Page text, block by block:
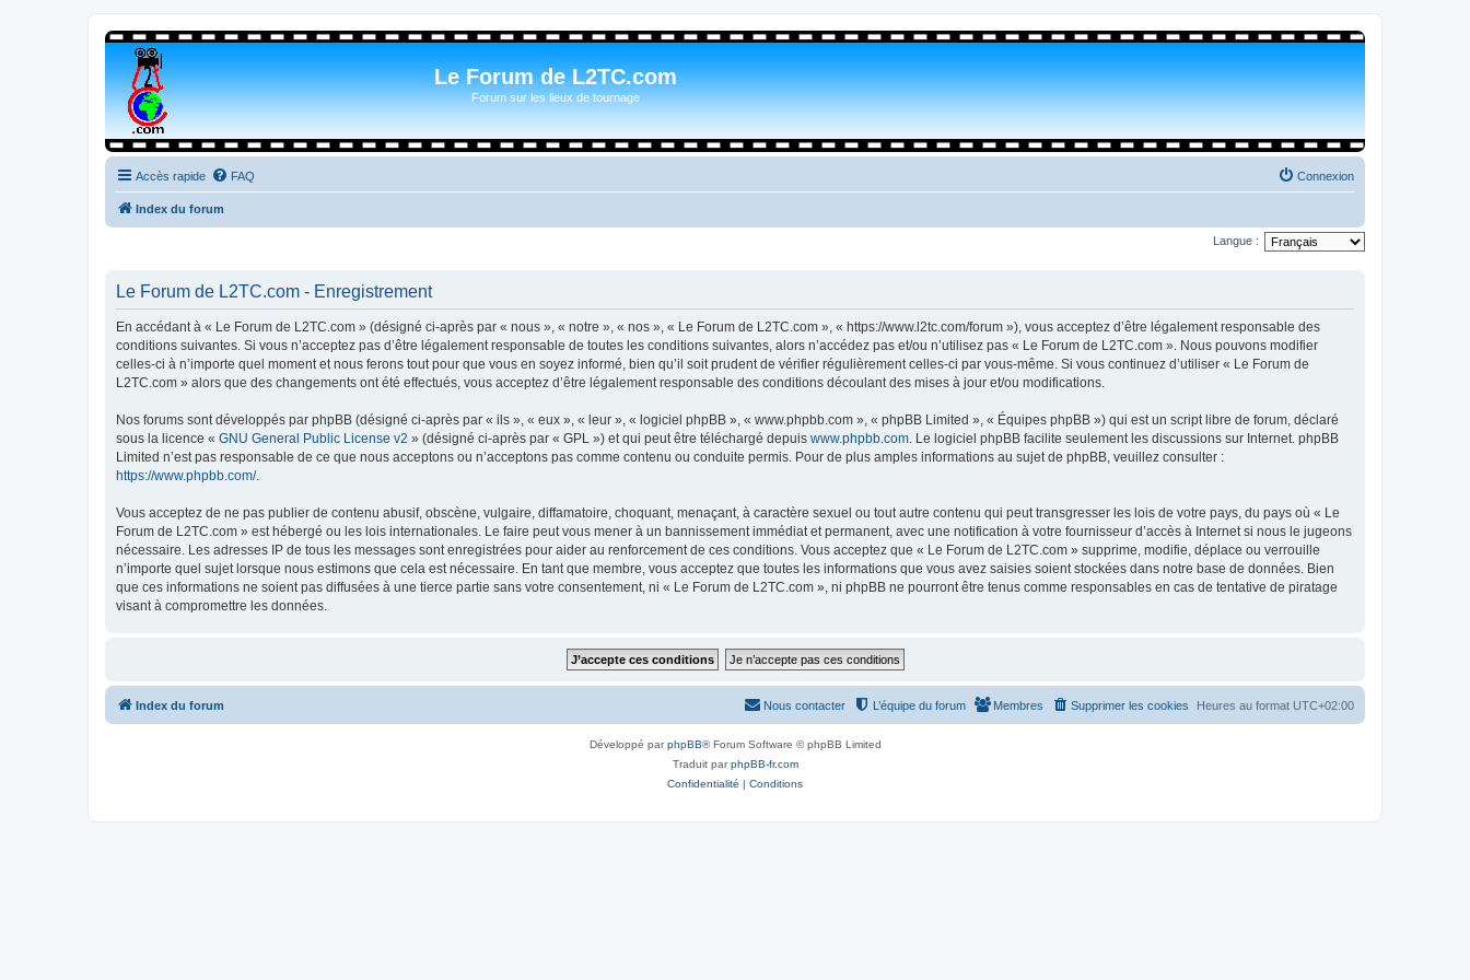
Le Forum de L2TC.com
Forum sur les lieux de tournage
Accès rapide FAQ Connexion
Index du forum
Langue :
Le Forum de L2TC.com - Enregistrement
En accédant à « Le Forum de L2TC.com » (désigné ci-après par « nous », « notre », « nos », « Le Forum de L2TC.com », « https://www.l2tc.com/forum »), vous acceptez d’être légalement responsable des
conditions suivantes. Si vous n’acceptez pas d’être légalement responsable de toutes les conditions suivantes, alors n’accédez pas et/ou n’utilisez pas « Le Forum de L2TC.com ». Nous pouvons modifier
celles-ci à n’importe quel moment et nous ferons tout pour que vous en soyez informé, bien qu’il soit prudent de vérifier régulièrement celles-ci par vous-même. Si vous continuez d’utiliser « Le Forum de
L2TC.com » alors que des changements ont été effectués, vous acceptez d’être légalement responsable des conditions découlant des mises à jour et/ou modifications.
Nos forums sont développés par phpBB (désigné ci-après par « ils », « eux », « leur », « logiciel phpBB », « www.phpbb.com », « phpBB Limited », « Équipes phpBB ») qui est un script libre de forum, déclaré
sous la licence « GNU General Public License v2 » (désigné ci-après par « GPL ») et qui peut être téléchargé depuis www.phpbb.com . Le logiciel phpBB facilite seulement les discussions sur Internet. phpBB
Limited n’est pas responsable de ce que nous acceptons ou n’acceptons pas comme contenu ou conduite permis. Pour de plus amples informations au sujet de phpBB, veuillez consulter :
https://www.phpbb.com/.
Vous acceptez de ne pas publier de contenu abusif, obscène, vulgaire, diffamatoire, choquant, menaçant, à caractère sexuel ou tout autre contenu qui peut transgresser les lois de votre pays, du pays où « Le
Forum de L2TC.com » est hébergé ou les lois internationales. Le faire peut vous mener à un bannissement immédiat et permanent, avec une notification à votre fournisseur d’accès à Internet si nous le jugeons
nécessaire. Les adresses IP de tous les messages sont enregistrées pour aider au renforcement de ces conditions. Vous acceptez que « Le Forum de L2TC.com » supprime, modifie, déplace ou verrouille
n’importe quel sujet lorsque nous estimons que cela est nécessaire. En tant que membre, vous acceptez que toutes les informations que vous avez saisies soient stockées dans notre base de données. Bien
que ces informations ne soient pas diffusées à une tierce partie sans votre consentement, ni « Le Forum de L2TC.com », ni phpBB ne pourront être tenus comme responsables en cas de tentative de piratage
visant à compromettre les données.
Index du forum Heures au format UTC+02:00
Supprimer les cookies
Membres
L’équipe du forum
Nous contacter
Développé parphpBB® Forum Software © phpBB Limited
Traduit parphpBB-fr.com
Confidentialité | Conditions